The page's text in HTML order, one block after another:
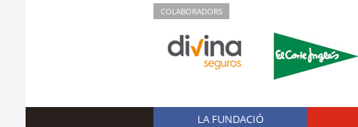
COLABORADORS
LA FUNDACIÓ